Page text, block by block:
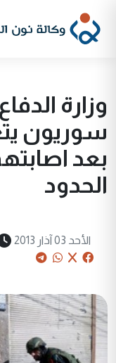
وزارة
سوريون
بعد
الحدود
الأحد 03 آذار 2013